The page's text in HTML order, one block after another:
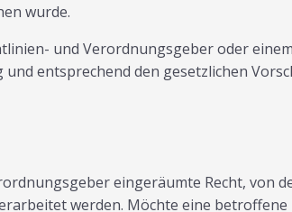
wurde.
und Verordnungsgeber oder
entsprechend den gesetzlichen
eingeräumte Recht,
werden. Möchte eine